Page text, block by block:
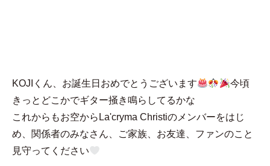
KOJIくん、お誕生日おめでとうございます
今頃
きっとどこかでギター掻き鳴らしてるかな
これからもお空からLa'cryma Christiのメンバーをはじ
め、関係者のみなさん、ご家族、お友達、ファンのこと
見守ってください‎